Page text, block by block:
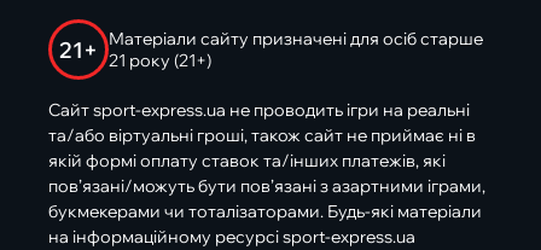
21+
Матеріали сайту призначені для осіб старше
21 року (21+)
Сайт sport-express.ua не проводить ігри на реальні
та/або віртуальні гроші, також сайт не приймає ні в
якій формі оплату ставок та/інших платежів, які
пов’язані/можуть бути пов’язані з азартними іграми,
букмекерами чи тоталізаторами. Будь-які матеріали
на інформаційному ресурсі sport-express.ua